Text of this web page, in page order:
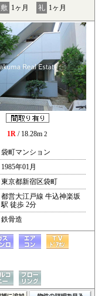
敷 1ヶ月 礼 1ヶ月
1R / 18.28m 2
袋町マンション
1985年01月
東京都新宿区袋町
都営大江戸線 牛込神楽坂
駅 徒歩 2分
鉄骨造